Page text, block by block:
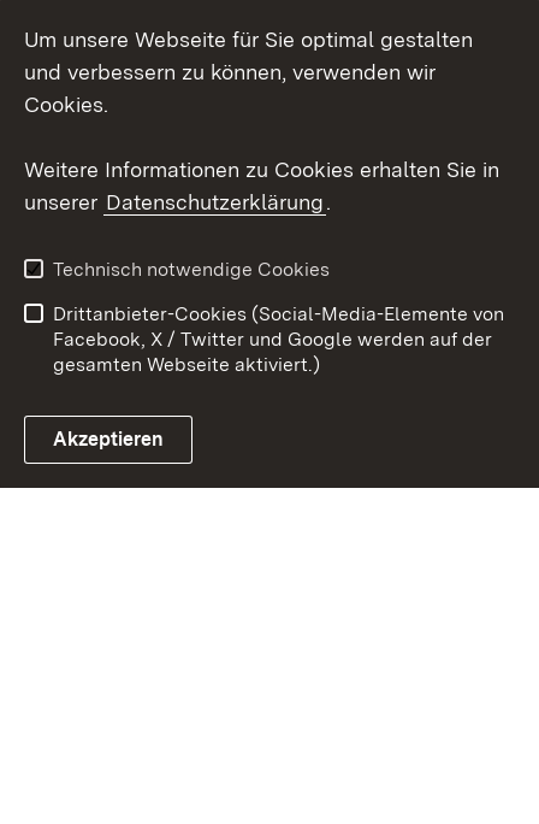
LinkedIn
Link zum Landesportal
Datenschutz
Barrierefreiheit
Impressum
Cookies
Um unsere Webseite für Sie optimal gestalten
und verbessern zu können, verwenden wir
Cookies.
Weitere Informationen zu Cookies erhalten Sie in
unserer Datenschutzerklärung.
Technisch notwendige Cookies
Drittanbieter-Cookies (Social-Media-Elemente von
Facebook, X / Twitter und Google werden auf der
gesamten Webseite aktiviert.)
Akzeptieren